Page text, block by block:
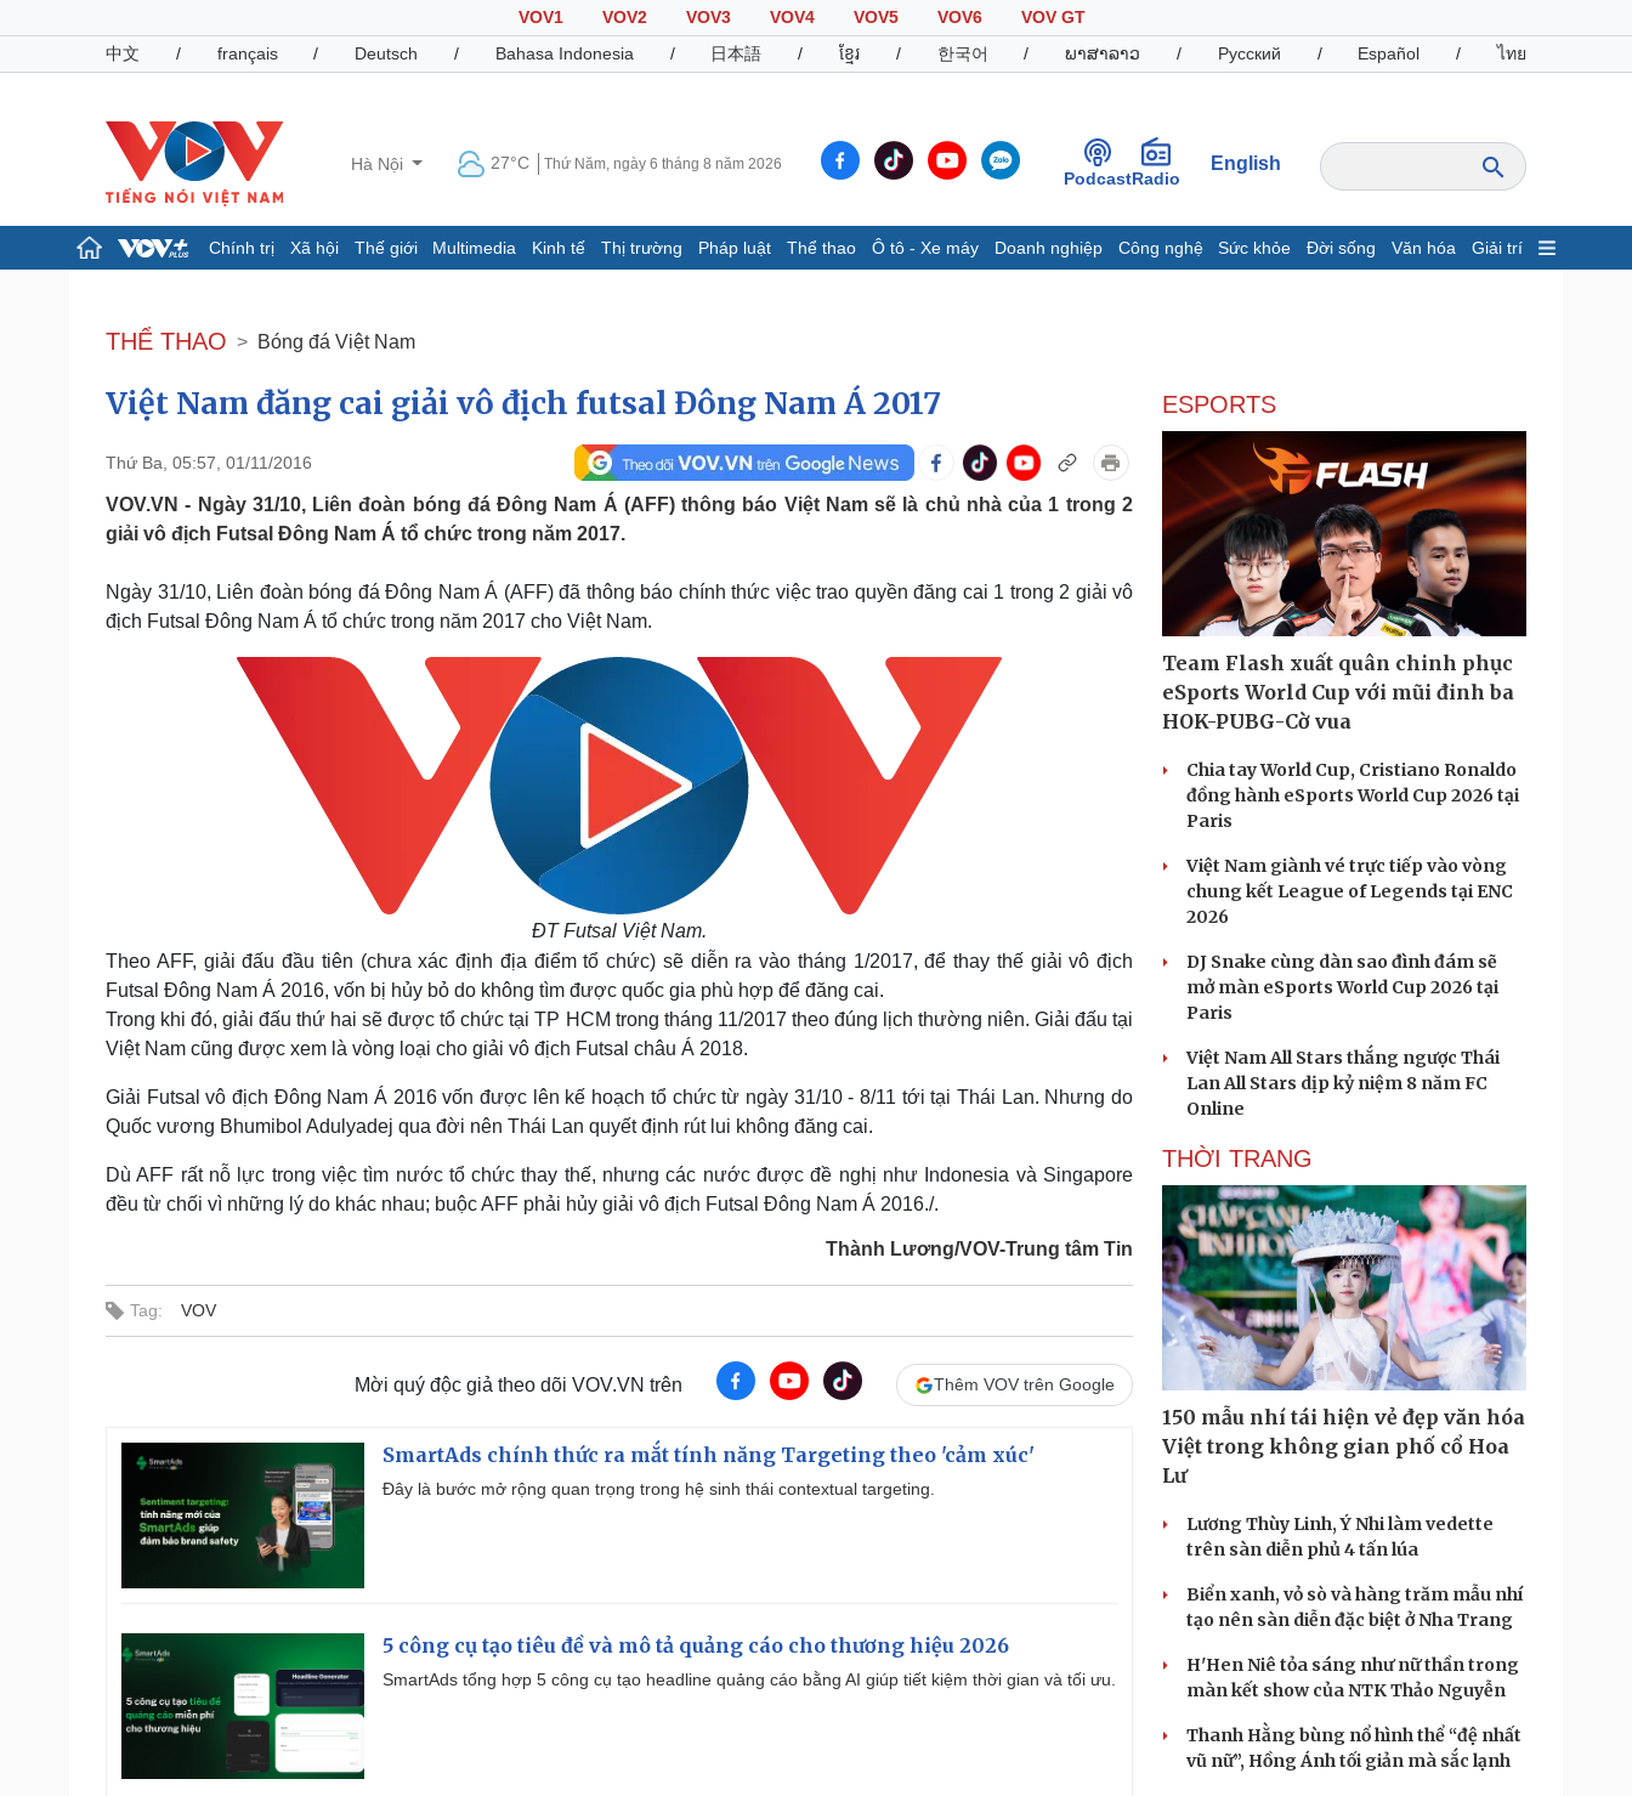
VOV1 VOV2 VOV3 VOV4 VOV5 VOV6
VOV GT
中文
/ français / Deutsch / Bahasa Indonesia / 日本語 / ខ្មែរ / 한국어 / ພາສາລາວ / Русский / Español / ไทย
Hà Nội 27°C Thứ Năm, ngày 6 tháng 8 năm 2026
PodcastRadio
English
Chính trị Xã hội Thế giới Multimedia Kinh tế Thị trường Pháp luật Thể thao Ô tô - Xe máy Doanh nghiệp Công nghệ Sức khỏe Đời sống Văn hóa Giải trí
Đảng
Tổ chức nhân sự
Nhận diện sự thật
Tin 24h
Dự báo thời tiết
Dấu ấn VOV
E-Magazine
Infographic
Giá cà phê
Pháp luật
Vụ án
Tư vấn luật
Quân sự - Quốc phòng
Vũ khí
Phân tích
Thể thao
Bóng đá
Thế giới thể thao
eSports
Hậu trường
Ô tô - Xe máy
Tư vấn
Doanh nghiệp
Thông tin doanh nghiệp
Doanh nghiệp 24h
Doanh nhân
Vì cộng đồng
Công nghệ
Sành điệu
Tin Công nghệ
Trải nghiệm
Chuyển đổi số
Dinh dưỡng - món ngon
Đời sống
Nhà đẹp
Tình yêu - Gia đình
Sân khấu - Điện ảnh
Văn học
Âm nhạc
Nghệ sĩ
Thời trang
Sao Việt
Podcast
Câu chuyện thời sự
Đọc truyện đêm khuya
Cửa sổ tình yêu
Kể chuyện cho bé
Hạt giống tâm hồn
THỂ THAO Bóng đá Việt Nam
Việt Nam đăng cai giải vô địch futsal Đông Nam Á 2017
Thứ Ba, 05:57, 01/11/2016
VOV.VN - Ngày 31/10, Liên đoàn bóng đá Đông Nam Á (AFF) thông báo Việt Nam sẽ là chủ nhà của 1 trong 2
giải vô địch Futsal Đông Nam Á tổ chức trong năm 2017.
Ngày 31/10, Liên đoàn bóng đá Đông Nam Á (AFF) đã thông báo chính thức việc trao quyền đăng cai 1 trong 2 giải vô
địch Futsal Đông Nam Á tổ chức trong năm 2017 cho Việt Nam.
ĐT Futsal Việt Nam.
Theo AFF, giải đấu đầu tiên (chưa xác định địa điểm tổ chức) sẽ diễn ra vào tháng 1/2017, để thay thế giải vô địch
Futsal Đông Nam Á 2016, vốn bị hủy bỏ do không tìm được quốc gia phù hợp để đăng cai.
Trong khi đó, giải đấu thứ hai sẽ được tổ chức tại TP HCM trong tháng 11/2017 theo đúng lịch thường niên. Giải đấu tại
Việt Nam cũng được xem là vòng loại cho giải vô địch Futsal châu Á 2018.
Giải Futsal vô địch Đông Nam Á 2016 vốn được lên kế hoạch tổ chức từ ngày 31/10 - 8/11 tới tại Thái Lan. Nhưng do
Quốc vương Bhumibol Adulyadej qua đời nên Thái Lan quyết định rút lui không đăng cai.
Dù AFF rất nỗ lực trong việc tìm nước tổ chức thay thế, nhưng các nước được đề nghị như Indonesia và Singapore
đều từ chối vì những lý do khác nhau; buộc AFF phải hủy giải vô địch Futsal Đông Nam Á 2016./.
Thành Lương/VOV-Trung tâm Tin
Tag: VOV
Mời quý độc giả theo dõi VOV.VN trên Thêm VOV trên Google
SmartAds chính thức ra mắt tính năng Targeting theo 'cảm xúc'
Đây là bước mở rộng quan trọng trong hệ sinh thái contextual targeting.
5 công cụ tạo tiêu đề và mô tả quảng cáo cho thương hiệu 2026
SmartAds tổng hợp 5 công cụ tạo headline quảng cáo bằng AI giúp tiết kiệm thời gian và tối ưu.
ESPORTS
Team Flash xuất quân chinh phục
eSports World Cup với mũi đinh ba
HOK-PUBG-Cờ vua
Chia tay World Cup, Cristiano Ronaldo
đồng hành eSports World Cup 2026 tại
Paris
Việt Nam giành vé trực tiếp vào vòng
chung kết League of Legends tại ENC
2026
DJ Snake cùng dàn sao đình đám sẽ
mở màn eSports World Cup 2026 tại
Paris
Việt Nam All Stars thắng ngược Thái
Lan All Stars dịp kỷ niệm 8 năm FC
Online
THỜI TRANG
150 mẫu nhí tái hiện vẻ đẹp văn hóa
Việt trong không gian phố cổ Hoa
Lư
Lương Thùy Linh, Ý Nhi làm vedette
trên sàn diễn phủ 4 tấn lúa
Biển xanh, vỏ sò và hàng trăm mẫu nhí
tạo nên sàn diễn đặc biệt ở Nha Trang
H'Hen Niê tỏa sáng như nữ thần trong
màn kết show của NTK Thảo Nguyễn
Thanh Hằng bùng nổ hình thể “đệ nhất
vũ nữ”, Hồng Ánh tối giản mà sắc lạnh